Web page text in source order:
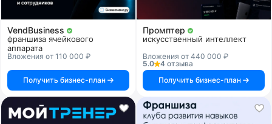
VendBusiness
франшиза ячейкового
аппарата
Вложения от 110 000 ₽
Получить бизнес-план
Промптер
искусственный интеллект
Вложения от 440 000 ₽
5.0
4 отзыва
Получить бизнес-план